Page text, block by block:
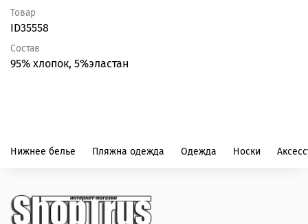
Товар
ID35558
Состав
95% хлопок, 5%эластан
Нижнее белье Пляжна одежда Одежда Носки